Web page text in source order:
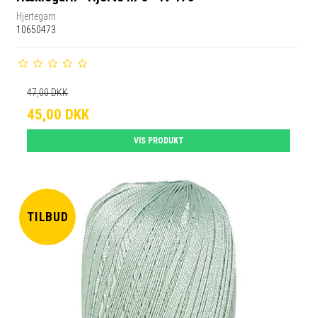
Hjertegarn
10650473
47,00 DKK
45,00 DKK
VIS PRODUKT
TILBUD